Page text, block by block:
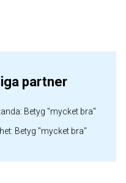
partner
Betyg "mycket bra"
Betyg "mycket bra"